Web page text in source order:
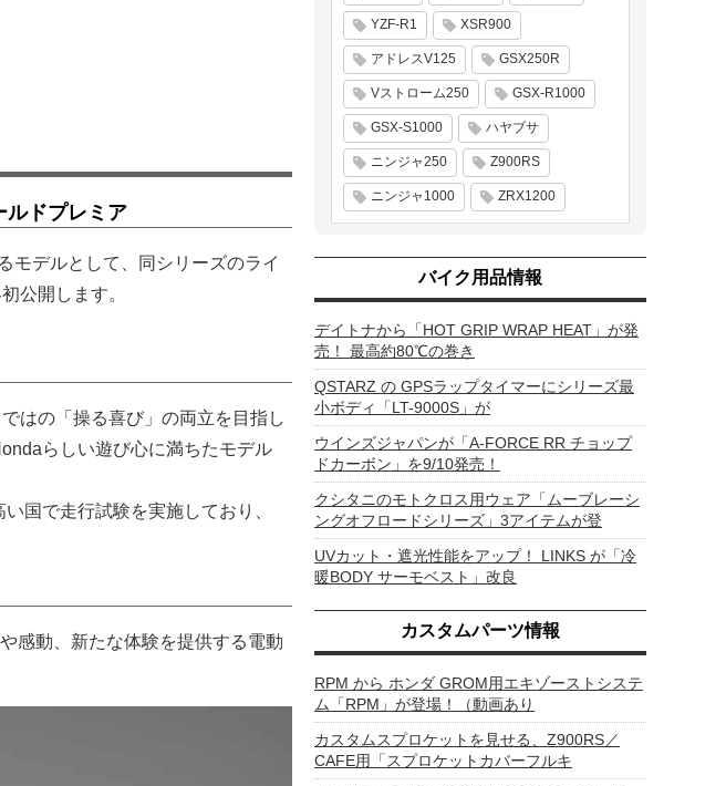
ドプレミア
モデルとして、同シリーズのライ
公開します。
はの「操る喜び」の両立を目指し
らしい遊び心に満ちたモデル
国で走行試験を実施しており、
感動、新たな体験を提供する電動
YZF-R1 XSR900
アドレスV125 GSX250R
Vストローム250 GSX-R1000
GSX-S1000 ハヤブサ
ニンジャ250 Z900RS
ニンジャ1000 ZRX1200
バイク用品情報
デイトナから「HOT GRIP WRAP HEAT」が発
売！ 最高約80℃の巻き
QSTARZ の GPSラップタイマーにシリーズ最
小ボディ「LT-9000S」が
ウインズジャパンが「A-FORCE RR チョップ
ドカーボン」を9/10発売！
クシタニのモトクロス用ウェア「ムーブレーシ
ングオフロードシリーズ」3アイテムが登
UVカット・遮光性能をアップ！ LINKS が「冷
暖BODY サーモベスト」改良
カスタムパーツ情報
RPM から ホンダ GROM用エキゾーストシステ
ム「RPM」が登場！（動画あり
カスタムスプロケットを見せる、Z900RS／
CAFE用「スプロケットカバーフルキ